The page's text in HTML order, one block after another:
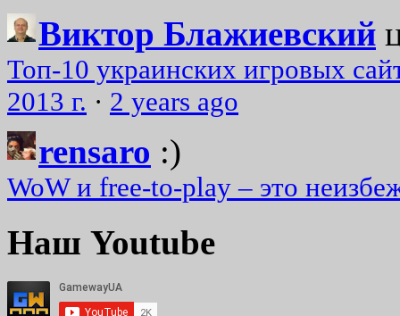
Виктор Блажиевский
Топ-10 украинских игровых
2013 г. · 2 years ago
rensaro :)
WoW и free-to-play – это
Наш Youtube